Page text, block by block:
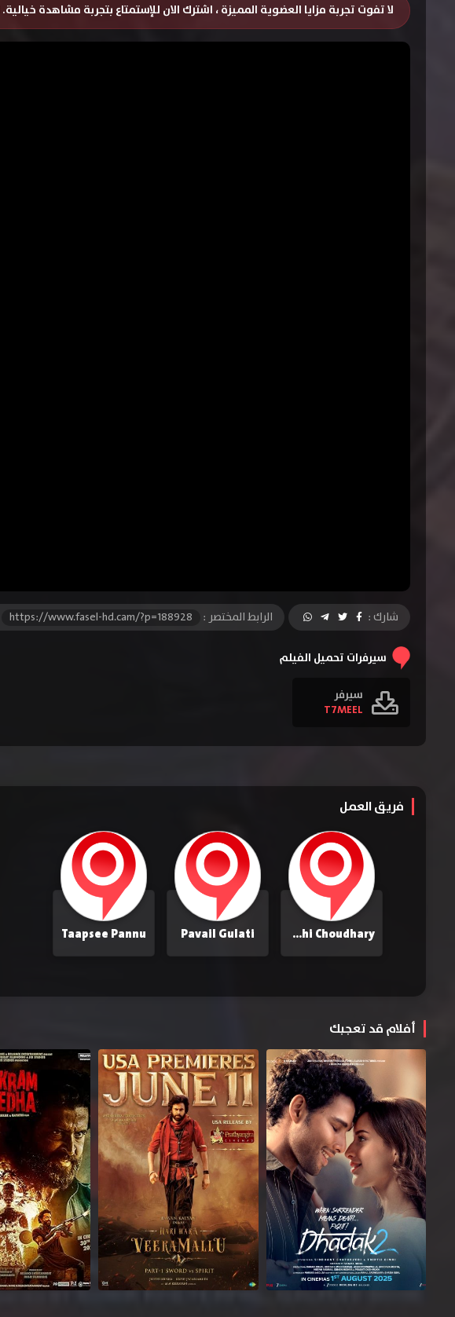
لا تفوت تجربة مزايا العضوية المميزة ، اشترك الان للإستمتاع بتجربة مشاهدة خيالية.
شارك : الرابط المختصر : https://www.fasel-hd.cam/?p=188928
سيرفرات تحميل الفيلم
سيرفر
T7MEEL
فريق العمل
Himanshi Choudhary
Pavail Gulati
Taapsee Pannu
أفلام قد تعجبك